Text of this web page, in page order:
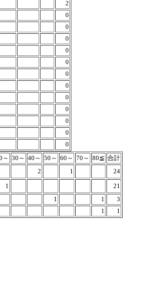
2
0
0
0
0
0
0
0
0
0
0
0
0
～ 30～ 40～ 50～ 60～ 70～ 80≦ 合計
2 1
24
1 21
1 1
3
1 1